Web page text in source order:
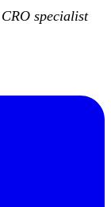
specialist